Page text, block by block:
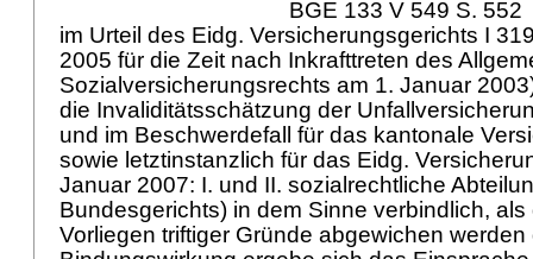
BGE 133 V 549 S. 552
im Urteil des Eidg. Versicherungsgerichts I
2005 für die Zeit nach Inkrafttreten des
Sozialversicherungsrechts am 1. Januar
die Invaliditätsschätzung der
und im Beschwerdefall für das kantonale
sowie letztinstanzlich für das Eidg.
Januar 2007: I. und II. sozialrechtliche
Bundesgerichts) in dem Sinne verbindlich,
Vorliegen triftiger Gründe abgewichen werden